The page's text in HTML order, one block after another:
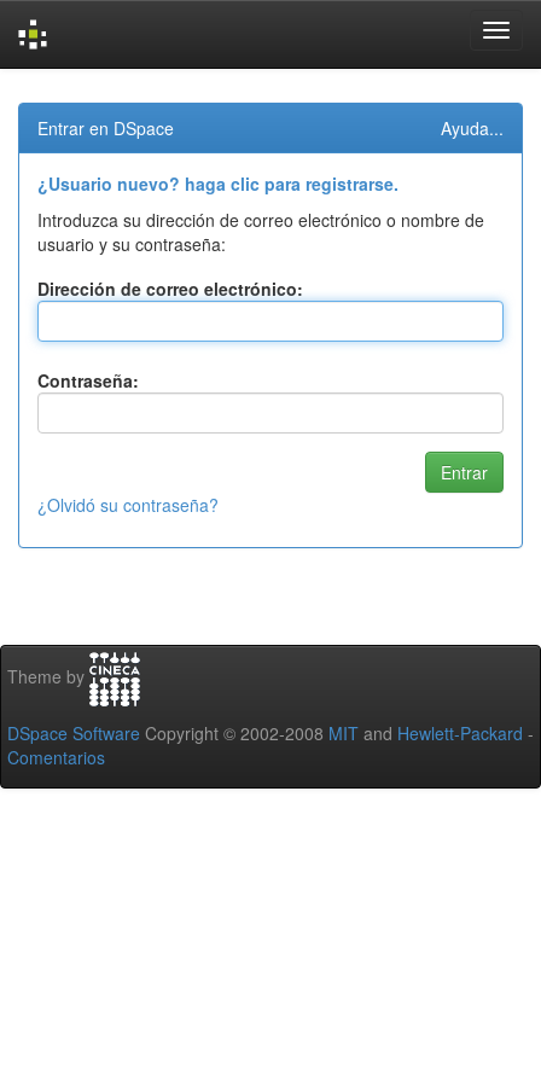
navigation
Entrar en DSpace Ayuda...
¿Usuario nuevo? haga clic para registrarse.
Introduzca su dirección de correo electrónico o nombre de
usuario y su contraseña:
Dirección de correo electrónico:
Contraseña:
¿Olvidó su contraseña?
Theme by
DSpace Software Copyright © 2002-2008 MIT and Hewlett-Packard -
Comentarios